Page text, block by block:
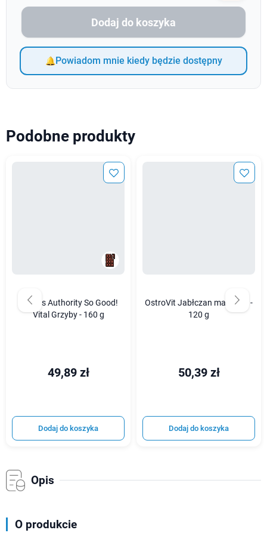
Dodaj do koszyka
Powiadom mnie kiedy będzie dostępny
Podobne produkty
Fitness Authority So Good!
Vital Grzyby - 160 g
49,89 zł
Dodaj do koszyka
OstroVit Jabłczan magnezu -
120 g
50,39 zł
Dodaj do koszyka
Opis
O produkcie